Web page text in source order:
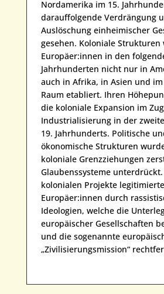
Nordamerika im 15.
darauffolgende Verdrängung
Auslöschung einheimischer
gesehen. Koloniale Strukturen
Europäer:innen in den
Jahrhunderten nicht nur in
auch in Afrika, in Asien und
Raum etabliert. Ihren
die koloniale Expansion im
Industrialisierung in der
19. Jahrhunderts. Politische
ökonomische Strukturen
koloniale Grenzziehungen
Glaubenssysteme
kolonialen Projekte
Europäer:innen durch
Ideologien, welche die
europäischer Gesellschaften
und die sogenannte
„Zivilisierungsmission“